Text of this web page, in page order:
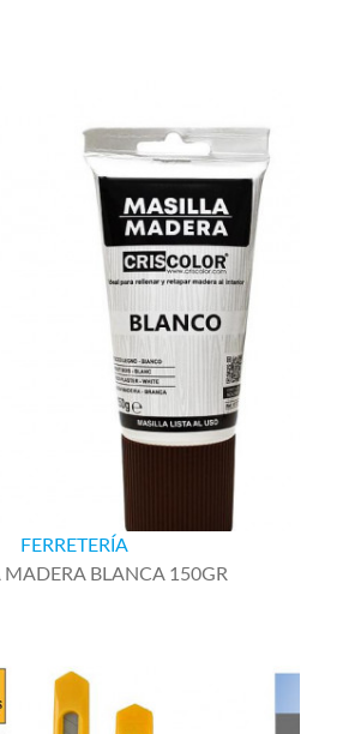
FERRETERÍA
MADERA BLANCA 150GR